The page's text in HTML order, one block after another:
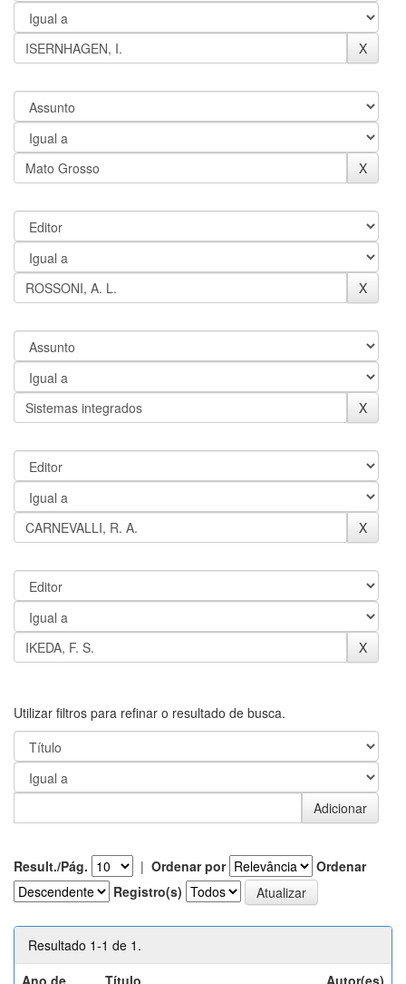
Utilizar filtros para refinar o resultado de busca.
Result./Pág. | Ordenar por
Ordenar
Registro(s)
Resultado 1-1 de 1.
Ano de
Título Autor(es)